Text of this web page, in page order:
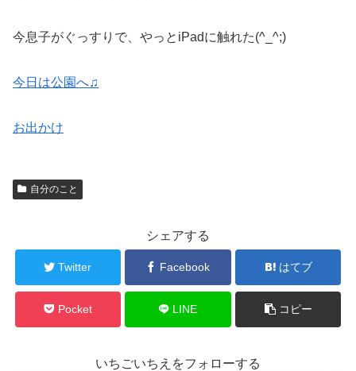
今息子がぐっすりで、やっとiPadに触れた(^_^;)
今日は公園へ♫
お出かけ
自分のこと
シェアする
Twitter Facebook はてブ
Pocket LINE コピー
いちごいちえをフォローする